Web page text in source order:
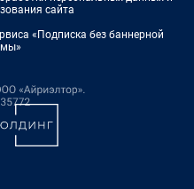
сайта
«Подписка без баннерной